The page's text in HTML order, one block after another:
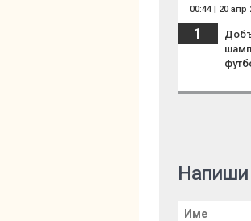
00:44 | 20 апр
1
Напиши